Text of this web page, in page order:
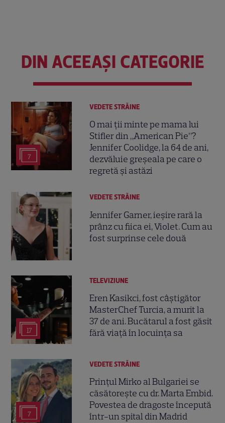
DIN ACEEAȘI CATEGORIE
7
VEDETE STRĂINE
O mai ții minte pe mama lui
Stifler din „American Pie”?
Jennifer Coolidge, la 64 de ani,
dezvăluie greșeala pe care o
regretă și astăzi
VEDETE STRĂINE
Jennifer Garner, ieșire rară la
prânz cu fiica ei, Violet. Cum au
fost surprinse cele două
17
TELEVIZIUNE
Eren Kasikci, fost câștigător
MasterChef Turcia, a murit la
37 de ani. Bucătarul a fost găsit
fără viață în locuința sa
7
VEDETE STRĂINE
Prințul Mirko al Bulgariei se
căsătorește cu dr. Marta Embid.
Povestea de dragoste începută
într-un spital din Madrid